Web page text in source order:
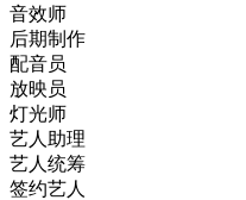
音效师
后期制作
配音员
放映员
灯光师
艺人助理
艺人统筹
签约艺人